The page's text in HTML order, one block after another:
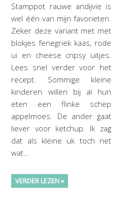
Stamppot rauwe andijvie is
wel één van mijn favorieten.
Zeker deze variant met met
blokjes fenegriek kaas, rode
ui en cheese cripsy uitjes.
Lees snel verder voor het
recept. Sommige kleine
kinderen willen bij al hun
eten een flinke schep
appelmoes. De ander gaat
liever voor ketchup. Ik zag
dat als kleine uk toch net
wat…
VERDER LEZEN »